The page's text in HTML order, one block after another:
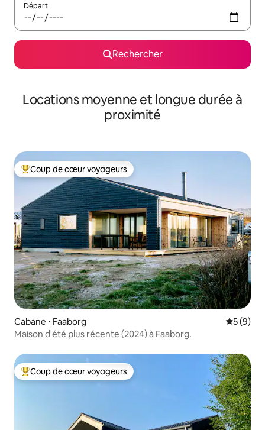
Départ
Rechercher
Locations moyenne et longue durée à
proximité
Coups de cœur voyageurs les plus appréciés
Coup de cœur voyageurs
Cabane ⋅ Faaborg
5 (9)
Maison d'été plus récente (2024) à Faaborg.
Coups de cœur voyageurs les plus appréciés
Coup de cœur voyageurs